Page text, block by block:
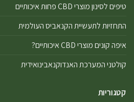
טיפים לסינון מוצרי CBD פחות איכותיים
התחזיות לתעשיית הקנאביס העולמית
איפה קונים מוצרי CBD איכותיים?
קולטני המערכת האנדוקנאבינואידית
קטגוריות